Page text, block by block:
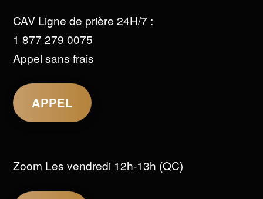
CAV Ligne de prière 24H/7 :
1 877 279 0075
Appel sans frais
APPEL
Zoom Les vendredi 12h-13h (QC)